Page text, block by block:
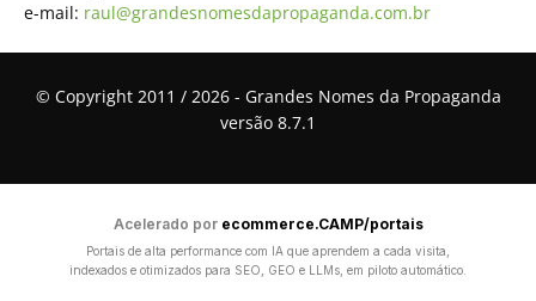
e-mail: raul@grandesnomesdapropaganda.com.br
© Copyright 2011 / 2026 - Grandes Nomes da Propaganda
versão 8.7.1
Acelerado por ecommerce.CAMP/portais
Portais de alta performance com IA que aprendem a cada visita,
indexados e otimizados para SEO, GEO e LLMs, em piloto automático.